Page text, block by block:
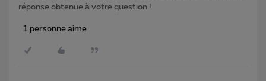
réponse obtenue à votre question !
1 personne aime